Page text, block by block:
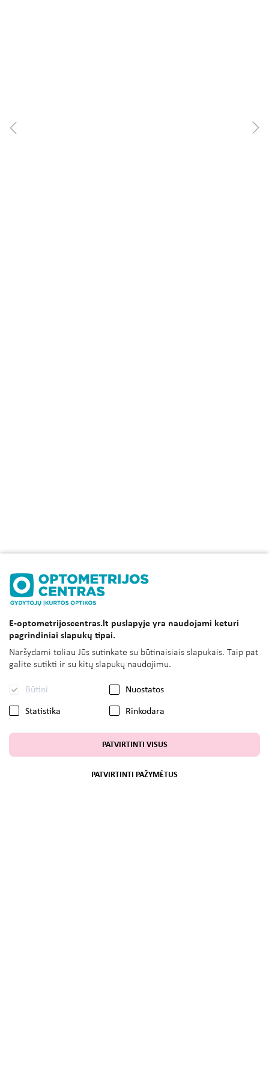
E-optometrijoscentras.lt puslapyje yra naudojami keturi
pagrindiniai slapukų tipai.
Naršydami toliau Jūs sutinkate su būtinaisiais slapukais. Taip pat
galite sutikti ir su kitų slapukų naudojimu.
Būtini Nuostatos
Statistika Rinkodara
PATVIRTINTI VISUS
PATVIRTINTI PAŽYMĖTUS